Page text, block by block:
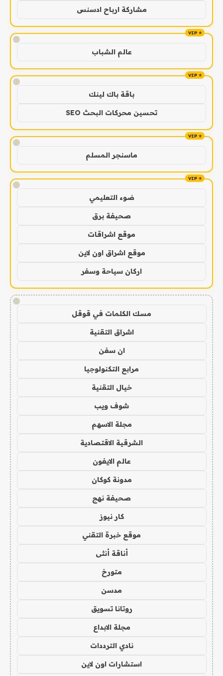
مشاركة ارباح ادسنس
!
عالم الشباب
!
باقة باك لينك
تحسين محركات البحث SEO
!
ماسنجر المسلم
!
ضوء التعليمي
صحيفة برق
موقع اشراقات
موقع اشراق اون لاين
اركان سياحة وسفر
!
مسك الكلمات في قوقل
اشراق التقنية
ان سفن
مرابع التكنولوجيا
خيال التقنية
شوف ويب
مجلة الاسهم
الشرقية الاقتصادية
عالم الايفون
مدونة كوكان
صحيفة نهج
كار نيوز
موقع خبرة التقني
أناقة أنثى
متورخ
مدسن
روتانا تسويق
مجلة الابداع
نادي الترددات
استشارات اون لاين